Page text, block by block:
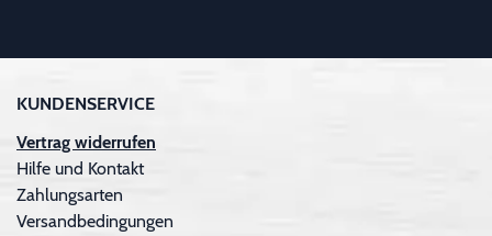
KUNDENSERVICE
Vertrag widerrufen
Hilfe und Kontakt
Zahlungsarten
Versandbedingungen